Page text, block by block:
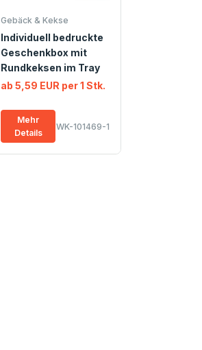
Gebäck & Kekse
Individuell bedruckte
Geschenkbox mit
Rundkeksen im Tray
ab 5,59 EUR per 1 Stk.
Mehr
Details
WK-101469-1